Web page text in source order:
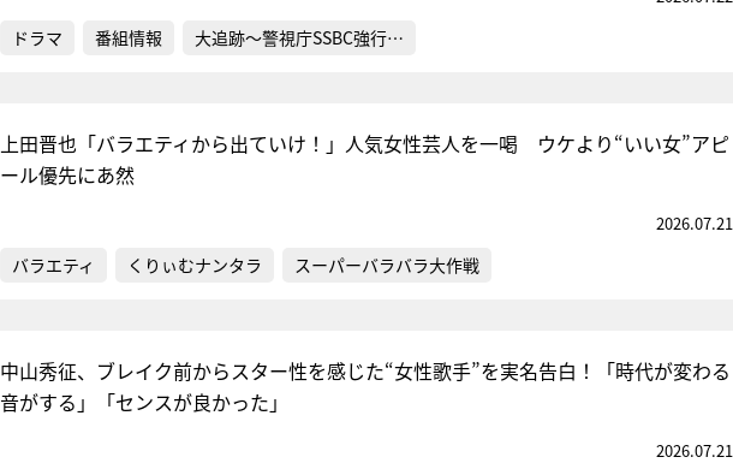
ドラマ 番組情報 大追跡～警視庁SSBC強行…
上田晋也「バラエティから出ていけ！」人気女性芸人を一喝 ウケより“いい女”アピ
ール優先にあ然
2026.07.21
バラエティ くりぃむナンタラ スーパーバラバラ大作戦
中山秀征、ブレイク前からスター性を感じた“女性歌手”を実名告白！「時代が変わる
音がする」「センスが良かった」
2026.07.21